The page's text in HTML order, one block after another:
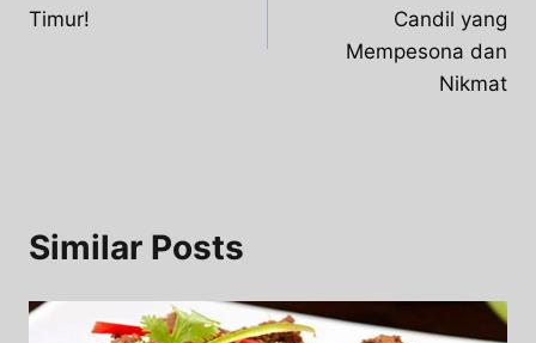
Timur!
Candil yang
Mempesona dan
Nikmat
Similar Posts